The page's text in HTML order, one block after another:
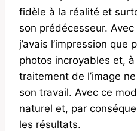
fidèle à la réalité et
son prédécesseur.
j’avais l’impression
photos incroyables et, à
traitement de l’image
son travail. Avec ce
naturel et, par
les résultats.